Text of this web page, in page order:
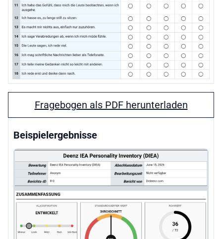
Fragebogen als PDF herunterladen
Beispielergebnisse